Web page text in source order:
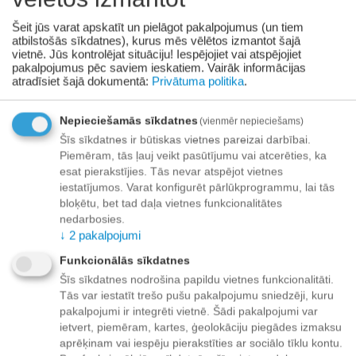
Prece pieejama: 06/08/2026
Paziņot man, kad prece ir noliktavā
Piegāde
Preču izsniegšanas punktos -bezmaksas!
Līdz dzīvokļa durvīm no 35.00 eur bezmaksas!
Līdz 34.99 EUR piegādes maksa:
Venipak kurjers - 3.90 EUR
Omniva pakomāts - 3.20 EUR
Apmaksa
Šeit jūs varat apskatīt un pielāgot pakalpojumus (un tiem
atbilstošās sīkdatnes), kurus mēs vēlētos izmantot šajā
vietnē. Jūs kontrolējat situāciju! Iespējojiet vai atspējojiet
pakalpojumus pēc saviem ieskatiem. Vairāk informācijas
atradīsiet šajā dokumentā: Privātuma politika.
Nepieciešamās sīkdatnes (vienmēr nepieciešams)
Šīs sīkdatnes ir būtiskas vietnes pareizai darbībai.
Piemēram, tās ļauj veikt pasūtījumu vai atcerēties, ka
esat pierakstījies. Tās nevar atspējot vietnes
iestatījumos. Varat konfigurēt pārlūkprogrammu, lai tās
bloķētu, bet tad daļa vietnes funkcionalitātes
nedarbosies.
↓ 2 pakalpojumi
Funkcionālās sīkdatnes
Šīs sīkdatnes nodrošina papildu vietnes funkcionalitāti.
Tās var iestatīt trešo pušu pakalpojumu sniedzēji, kuru
pakalpojumi ir integrēti vietnē. Šādi pakalpojumi var
ietvert, piemēram, kartes, ģeolokāciju piegādes izmaksu
aprēķinam vai iespēju pierakstīties ar sociālo tīklu kontu.